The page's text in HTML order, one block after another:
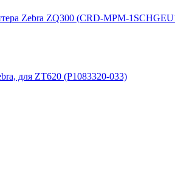
Zebra ZQ300 (CRD-MPM-
для ZT620 (P1083320-033)